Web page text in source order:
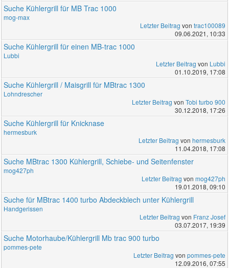
Suche Kühlergrill für MB Trac 1000
mog-max
Letzter Beitrag von trac100089
09.06.2021, 10:33
Suche Kühlergrill für einen MB-trac 1000
Lubbi
Letzter Beitrag von Lubbi
01.10.2019, 17:08
Suche Kühlergrill / Maisgrill für MBtrac 1300
Lohndrescher
Letzter Beitrag von Tobi turbo 900
30.12.2018, 17:26
Suche Kühlergrill für Knicknase
hermesburk
Letzter Beitrag von hermesburk
11.04.2018, 17:08
Suche MBtrac 1300 Kühlergrill, Schiebe- und Seitenfenster
mog427ph
Letzter Beitrag von mog427ph
19.01.2018, 09:10
Suche für MBtrac 1400 turbo Abdeckblech unter Kühlergrill
Handgerissen
Letzter Beitrag von Franz Josef
03.07.2017, 19:39
Suche Motorhaube/Kühlergrill Mb trac 900 turbo
pommes-pete
Letzter Beitrag von pommes-pete
12.09.2016, 07:55